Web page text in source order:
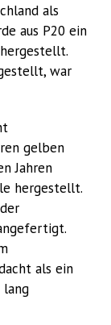
als
aus P20 ein
war
gelben
Jahren
hergestellt.
als ein
lang